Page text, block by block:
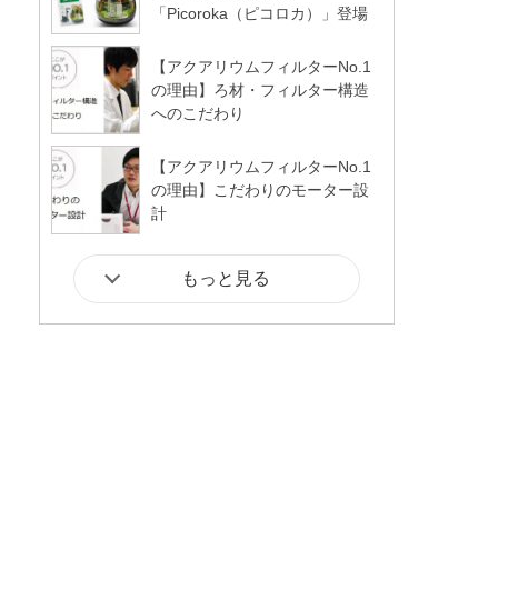
「Picoroka（ピコロカ）」登場
【アクアリウムフィルターNo.1
の理由】ろ材・フィルター構造
へのこだわり
【アクアリウムフィルターNo.1
の理由】こだわりのモーター設
計
もっと見る